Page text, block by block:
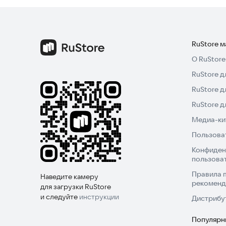
Наведите камеру
для загрузки RuStore
и следуйте инструкции
RuStore
О RuStore
RuStore
RuStore
RuStore
Медиа-
Правила